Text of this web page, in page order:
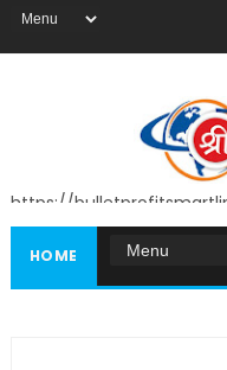
https://
HOME